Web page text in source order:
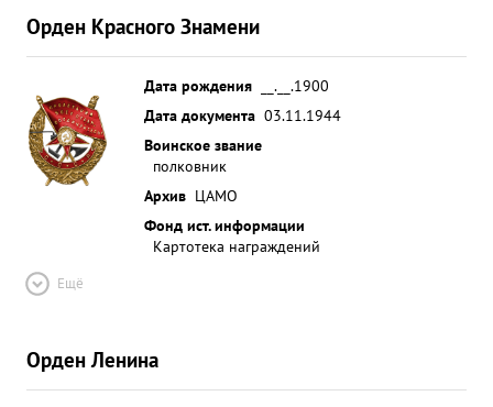
Орден Красного Знамени
Дата рождения
__.__.1900
Дата документа 03.11.1944
Воинское звание
полковник
Архив ЦАМО
Фонд ист. информации
Картотека награждений
Ещё
Орден Ленина